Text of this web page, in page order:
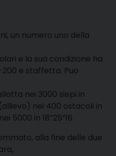
un numero uno della
e la sua condizione ha
e staffetta. Puo
nei 3000 siepi in
nei 400 ostacoli in
5000 in 18”25”16.
alla fine delle due